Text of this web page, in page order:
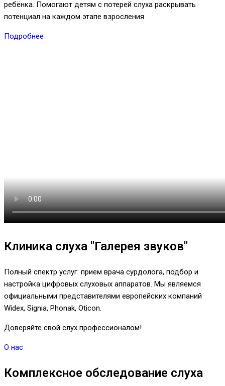
ребёнка. Помогают детям с потерей слуха раскрывать
потенциал на каждом этапе взросления
Подробнее
Клиника слуха "Галерея звуков"
Полный спектр услуг: прием врача сурдолога, подбор и
настройка цифровых слуховых аппаратов. Мы являемся
официальными представителями европейских компаний
Widex, Signia, Phonak, Oticon.
Доверяйте свой слух профессионалом!
О нас
Комплексное обследование слуха